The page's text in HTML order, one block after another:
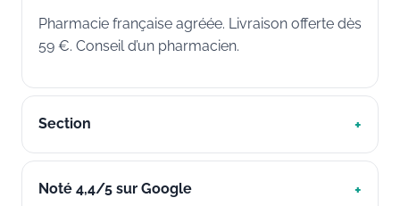
Pharmacie française agréée. Livraison offerte dès
59 €. Conseil d’un pharmacien.
Section
Noté 4,4/5 sur Google